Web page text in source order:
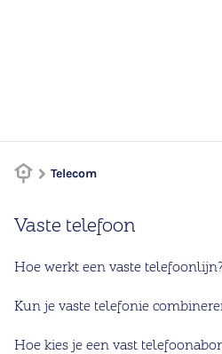
Telecom
Vaste telefoon
Hoe werkt een vaste telefoonlijn?
Kun je vaste telefonie
Hoe kies je een vast